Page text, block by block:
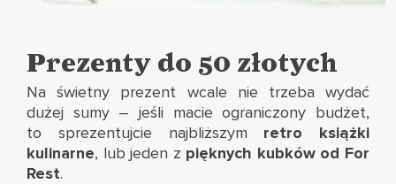
Prezenty do 50 złotych
Na świetny prezent wcale nie trzeba wydać
dużej sumy – jeśli macie ograniczony budżet,
to sprezentujcie najbliższym retro książki
kulinarne, lub jeden z pięknych kubków od For
Rest.